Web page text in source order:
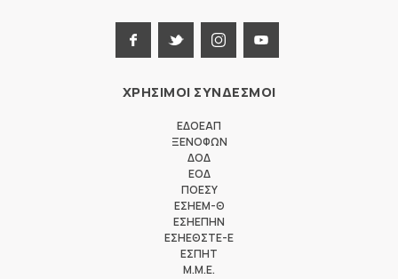
ΧΡΗΣΙΜΟΙ ΣΥΝΔΕΣΜΟΙ
ΕΔΟΕΑΠ
ΞΕΝΟΦΩΝ
ΔΟΔ
ΕΟΔ
ΠΟΕΣΥ
ΕΣΗΕΜ-Θ
ΕΣΗΕΠΗΝ
ΕΣΗΕΘΣΤΕ-Ε
ΕΣΠΗΤ
M.M.E.